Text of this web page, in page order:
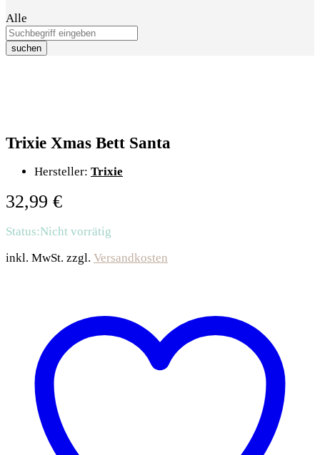
Alle
suchen
Trixie Xmas Bett Santa
Hersteller: Trixie
32,99 €
Status:Nicht vorrätig
inkl. MwSt. zzgl. Versandkosten